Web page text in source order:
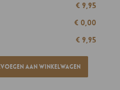
€ 9,95
€ 0,00
€ 9,95
aan winkelwagen